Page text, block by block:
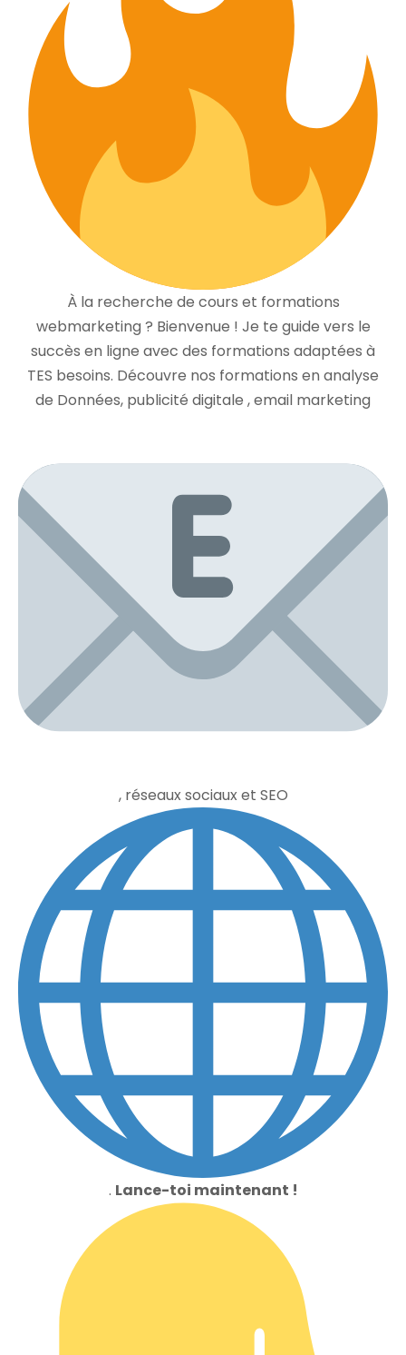
À la recherche de cours et formations
webmarketing ? Bienvenue ! Je te guide vers le
succès en ligne avec des formations adaptées à
TES besoins. Découvre nos formations en analyse
de Données, publicité digitale , email marketing
, réseaux sociaux et SEO
. Lance-toi maintenant !